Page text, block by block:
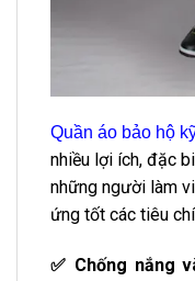
Quần áo bảo hộ
nhiều lợi ích, đặc
những người làm
ứng tốt các tiêu
✅ Chống nắng